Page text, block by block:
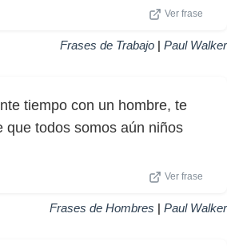
Ver frase
Frases de Trabajo | Paul Walker
tiempo con un hombre, te
que todos somos aún niños
Ver frase
Frases de Hombres | Paul Walker